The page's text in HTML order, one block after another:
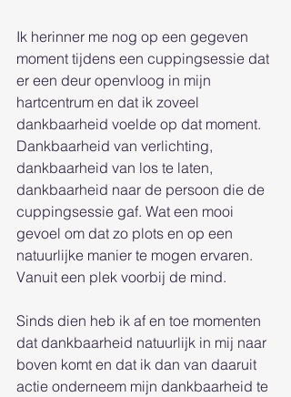
Ik herinner me nog op een gegeven
moment tijdens een cuppingsessie dat
er een deur openvloog in mijn
hartcentrum en dat ik zoveel
dankbaarheid voelde op dat moment.
Dankbaarheid van verlichting,
dankbaarheid van los te laten,
dankbaarheid naar de persoon die de
cuppingsessie gaf. Wat een mooi
gevoel om dat zo plots en op een
natuurlijke manier te mogen ervaren.
Vanuit een plek voorbij de mind.
Sinds dien heb ik af en toe momenten
dat dankbaarheid natuurlijk in mij naar
boven komt en dat ik dan van daaruit
actie onderneem mijn dankbaarheid te